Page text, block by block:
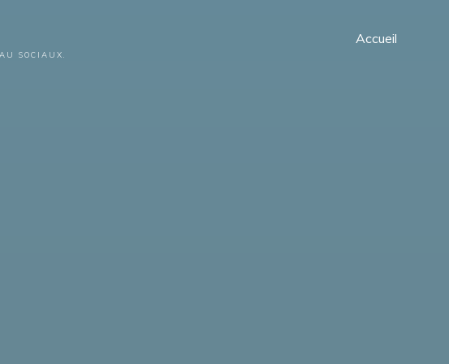
SOCIAUX.
Accueil